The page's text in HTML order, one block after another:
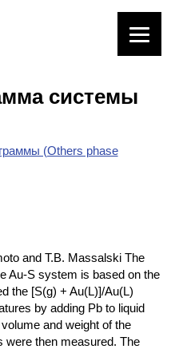
системы
(Others phase
and T.B. Massalski The
Au-S system is based on the
the [S(g) + Au(L)]/Au(L)
by adding Pb to liquid
and weight of the
were then measured. The